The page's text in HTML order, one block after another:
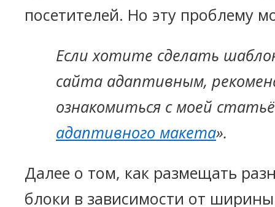
посетителей. Но эту проблему
Если хотите сделать
сайта адаптивным,
ознакомиться с моей
адаптивного макета».
Далее о том, как размещать
блоки в зависимости от